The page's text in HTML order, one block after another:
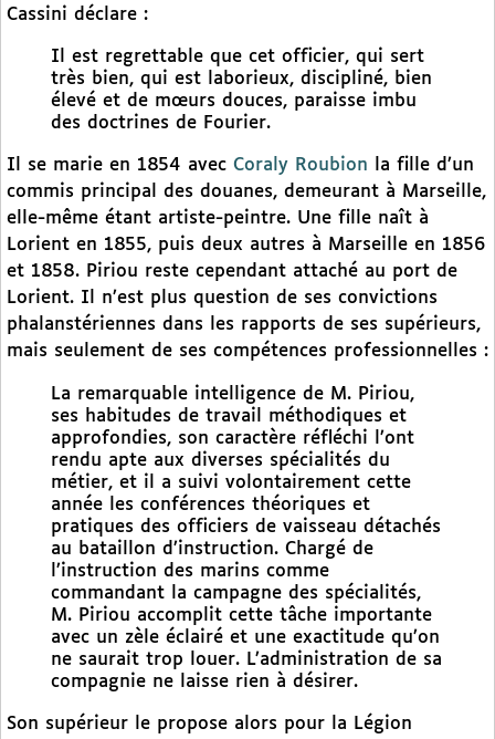
Cassini déclare :
Il est regrettable que cet officier, qui sert
très bien, qui est laborieux, discipliné, bien
élevé et de mœurs douces, paraisse imbu
des doctrines de Fourier.
Il se marie en 1854 avec Coraly Roubion la fille d’un
commis principal des douanes, demeurant à Marseille,
elle-même étant artiste-peintre. Une fille naît à
Lorient en 1855, puis deux autres à Marseille en 1856
et 1858. Piriou reste cependant attaché au port de
Lorient. Il n’est plus question de ses convictions
phalanstériennes dans les rapports de ses supérieurs,
mais seulement de ses compétences professionnelles :
La remarquable intelligence de M. Piriou,
ses habitudes de travail méthodiques et
approfondies, son caractère réfléchi l’ont
rendu apte aux diverses spécialités du
métier, et il a suivi volontairement cette
année les conférences théoriques et
pratiques des officiers de vaisseau détachés
au bataillon d’instruction. Chargé de
l’instruction des marins comme
commandant la campagne des spécialités,
M. Piriou accomplit cette tâche importante
avec un zèle éclairé et une exactitude qu’on
ne saurait trop louer. L’administration de sa
compagnie ne laisse rien à désirer.
Son supérieur le propose alors pour la Légion